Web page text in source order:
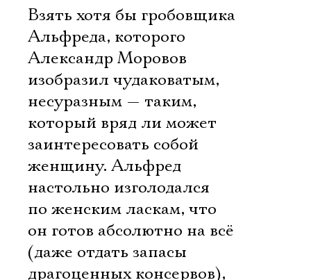
Взять хотя бы гробовщика
Альфреда, которого
Александр Моровов
изобразил чудаковатым,
несуразным — таким,
который вряд ли может
заинтересовать собой
женщину. Альфред
настольно изголодался
по женским ласкам, что
он готов абсолютно на всё
(даже отдать запасы
драгоценных консервов),